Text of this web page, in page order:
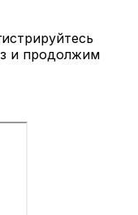
и продолжим